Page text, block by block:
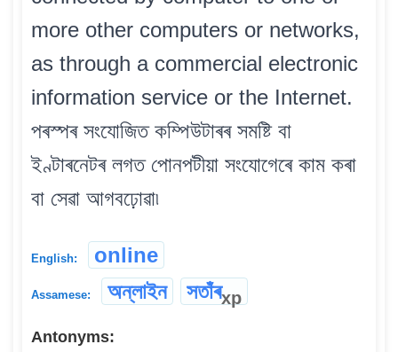
more other computers or networks,
as through a commercial electronic
information service or the Internet.
পৰস্পৰ সংযোজিত কম্পিউটাৰৰ সমষ্টি বা
ইণ্টাৰনেটৰ লগত পোনপটীয়া সংযোগেৰে কাম কৰা
বা সেৱা আগবঢ়োৱা৷
English: online
Assamese: অন্‌লাইন সতাঁৰxp
Antonyms: